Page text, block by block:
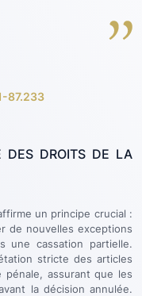
87.233
DES DROITS DE LA
un principe crucial :
de nouvelles exceptions
une cassation partielle.
stricte des articles
assurant que les
la décision annulée.